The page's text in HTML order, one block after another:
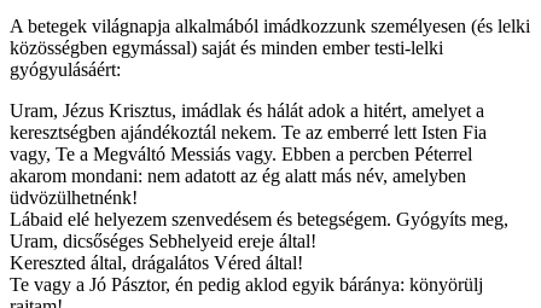
A betegek világnapja alkalmából imádkozzunk személyesen (és lelki
közösségben egymással) saját és minden ember testi-lelki
gyógyulásáért:
Uram, Jézus Krisztus, imádlak és hálát adok a hitért, amelyet a
keresztségben ajándékoztál nekem. Te az emberré lett Isten Fia
vagy, Te a Megváltó Messiás vagy. Ebben a percben Péterrel
akarom mondani: nem adatott az ég alatt más név, amelyben
üdvözülhetnénk!
Lábaid elé helyezem szenvedésem és betegségem. Gyógyíts meg,
Uram, dicsőséges Sebhelyeid ereje által!
Kereszted által, drágalátos Véred által!
Te vagy a Jó Pásztor, én pedig aklod egyik báránya: könyörülj